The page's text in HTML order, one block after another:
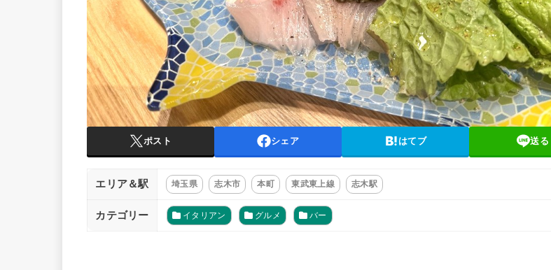
ポスト シェア はてブ 送る
エリア＆駅 埼玉県 志木市 本町 東武東上線 志木駅
カテゴリー イタリアン グルメ バー